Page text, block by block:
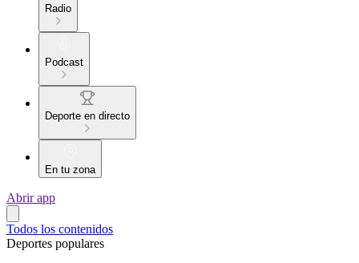
Radio
Podcast
Deporte en directo
En tu zona
Abrir app
Todos los contenidos
Deportes populares